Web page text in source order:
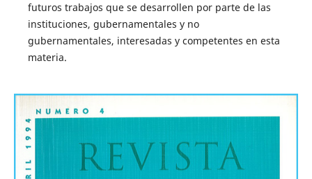
futuros trabajos que se desarrollen por parte de las
instituciones, gubernamentales y no
gubernamentales, interesadas y competentes en esta
materia.